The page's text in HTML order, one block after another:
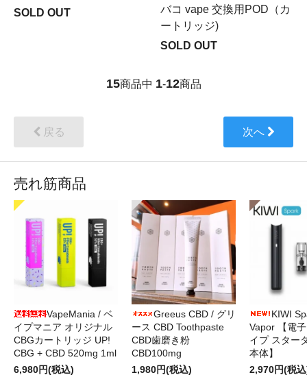
SOLD OUT
バコ vape 交換用POD（カ
ートリッジ)
SOLD OUT
15商品中 1-12商品
戻る 次へ
売れ筋商品
VapeMania / ベ
イプマニア オリジナル
CBGカートリッジ UP!
CBG + CBD 520mg 1ml
6,980円(税込)
Greeus CBD / グリ
ース CBD Toothpaste
CBD歯磨き粉
CBD100mg
1,980円(税込)
KIWI
Vapor 【電
イプ スター
本体】
2,970円(税